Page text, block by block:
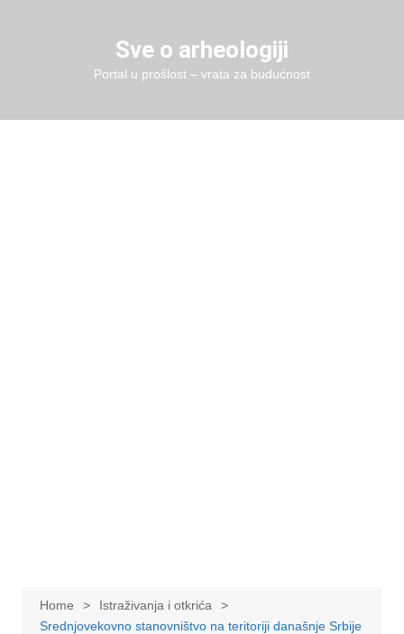
Sve o arheologiji
Portal u prošlost – vrata za budućnost
Home
Istraživanja i otkrića
Srednjovekovno stanovništvo na teritoriji današnje Srbije